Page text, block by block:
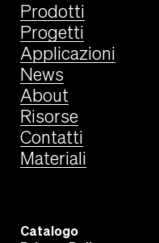
Prodotti
Progetti
Applicazioni
News
About
Risorse
Contatti
Materiali
Catalogo